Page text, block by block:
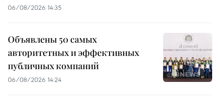
06/08/2026 14:35
Объявлены 50 самых
авторитетных и эффективных
публичных компаний
06/08/2026 14:24